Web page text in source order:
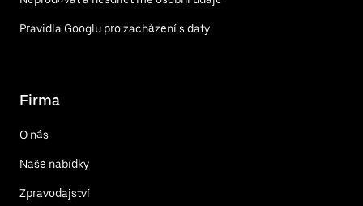
Pravidla Googlu pro zacházení s daty
Firma
O nás
Naše nabídky
Zpravodajství